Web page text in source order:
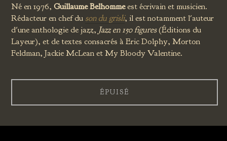
Né en 1976,Guillaume Belhommeest écrivain et musicien.
Rédacteur en chef du son du grisli, il est notamment l'auteur
d'une anthologie de jazz, Jazz en 150 figures(Éditions du
Layeur), et de textes consacrés à Eric Dolphy, Morton
Feldman, Jackie McLean et My Bloody Valentine.
ÉPUISÉ